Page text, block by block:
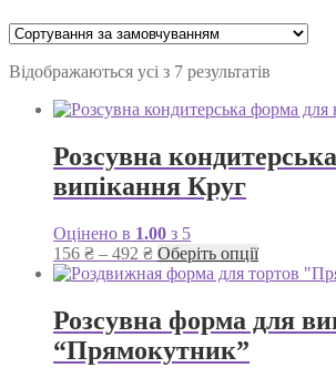
Відображаються усі з 7 результатів
Розсувна
випікання Круг
Оцінено в 1.00 з 5
156 ₴ – 492 ₴Діапазон
цін:
156 ₴
до
492 ₴
Оберіть опціїЦей
товар
варіантів.
Розсувна форма для
“Прямокутник”